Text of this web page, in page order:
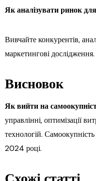
Як аналізувати ринок
Вивчайте конкурентів,
маркетингові дослідження.
Висновок
Як вийти на
управлінні, оптимізації
технологій.
2024 році.